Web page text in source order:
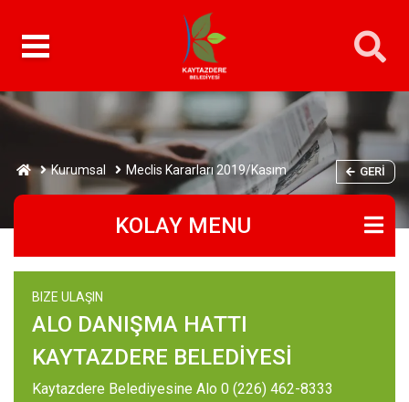
Kurumsal Meclis Kararları 2019/Kasım GERI
KOLAY MENU
BIZE ULAŞIN
ALO DANIŞMA HATTI
KAYTAZDERE BELEDİYESİ
Kaytazdere Belediyesine Alo 0 (226) 462-8333